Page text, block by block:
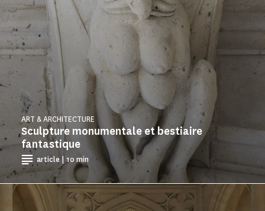
Sculpture monumentale et bestiaire
fantastique
ART & ARCHITECTURE
article | 10 min